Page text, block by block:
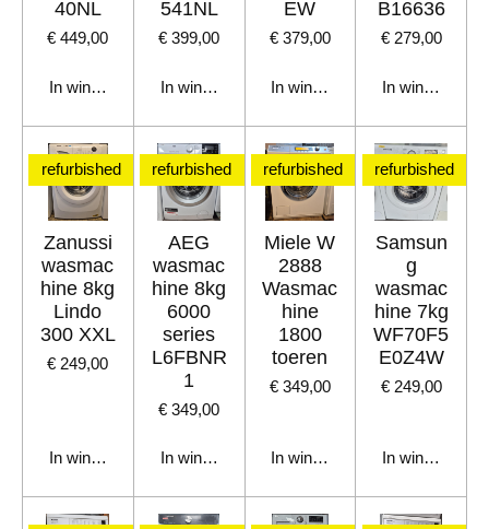
40NL
€ 449,00
In winkelwagen
541NL
€ 399,00
In winkelwagen
EW
€ 379,00
In winkelwagen
B16636
€ 279,00
In
refurbished
Zanussi
wasmac
hine 8kg
Lindo
300 XXL
€ 249,00
In winkelwagen
refurbished
AEG
wasmac
hine 8kg
6000
series
L6FBNR
1
€ 349,00
In winkelwagen
refurbished
Miele W
2888
Wasmac
hine
1800
toeren
€ 349,00
In winkelwagen
refurbished
Samsun
g
wasmac
hine 7kg
WF70F5
E0Z4W
€ 249,00
In